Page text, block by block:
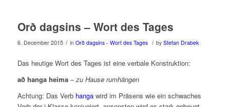
Orð dagsins – Wort des Tages
6. December 2015 / in Orð dagsins - Wort des Tages / by Stefan Drabek
Das heutige Wort des Tages ist eine verbale Konstruktion:
að hanga heima –zu Hause rumhängen
Achtung: Das Verb hangawird im Präsens wie ein schwaches